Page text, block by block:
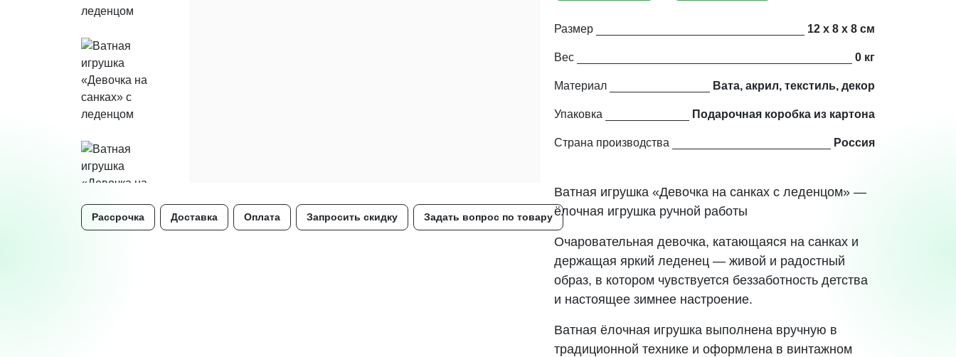
Рассрочка Доставка Оплата Запросить скидку Задать вопрос по товару
Размер 12 х 8 х 8 см
Вес 0 кг
Материал Вата, акрил, текстиль, декор
Упаковка Подарочная коробка из картона
Страна производства Россия
Ватная игрушка «Девочка на санках с леденцом» —
ёлочная игрушка ручной работы
Очаровательная девочка, катающаяся на санках и
держащая яркий леденец — живой и радостный
образ, в котором чувствуется беззаботность детства
и настоящее зимнее настроение.
Ватная ёлочная игрушка выполнена вручную в
традиционной технике и оформлена в винтажном